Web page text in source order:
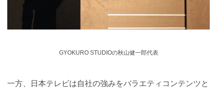
GYOKURO STUDIOの秋山健一郎代表
一方、日本テレビは自社の強みをバラエティコンテンツと